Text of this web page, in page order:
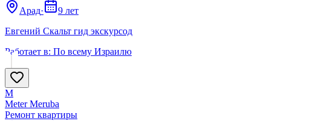
Арад·
9 лет
Евгений Скальт гид экскурсод
Работает в: По всему Израилю
M
Meter Meruba
Ремонт квартиры